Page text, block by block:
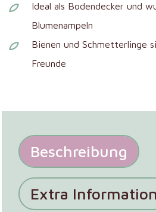
Ideal als Bodendecker und
Blumenampeln
Bienen und Schmetterlinge
Freunde
Beschreibung
Extra Information